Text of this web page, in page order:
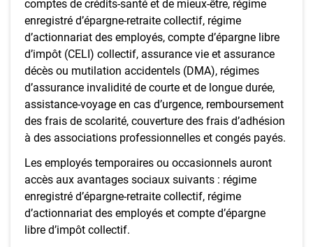
comptes de crédits-santé et de mieux-être, régime
enregistré d’épargne-retraite collectif, régime
d’actionnariat des employés, compte d’épargne libre
d’impôt (CELI) collectif, assurance vie et assurance
décès ou mutilation accidentels (DMA), régimes
d’assurance invalidité de courte et de longue durée,
assistance-voyage en cas d’urgence, remboursement
des frais de scolarité, couverture des frais d’adhésion
à des associations professionnelles et congés payés.
Les employés temporaires ou occasionnels auront
accès aux avantages sociaux suivants : régime
enregistré d’épargne-retraite collectif, régime
d’actionnariat des employés et compte d’épargne
libre d’impôt collectif.